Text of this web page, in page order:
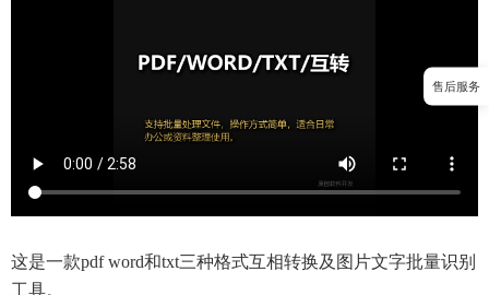
这是一款pdf word和txt三种格式互相转换及图片文字批量识别
工具。
售后服务